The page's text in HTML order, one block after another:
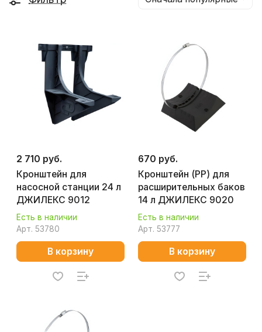
2 710 руб.
Кронштейн для
насосной станции 24 л
ДЖИЛЕКС 9012
Есть в наличии
Арт. 53780
В корзину
670 руб.
Кронштейн (РР) для
расширительных баков
14 л ДЖИЛЕКС 9020
Есть в наличии
Арт. 53777
В корзину